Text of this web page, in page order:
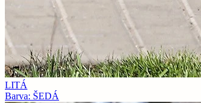
LITÁ
Barva: ŠEDÁ